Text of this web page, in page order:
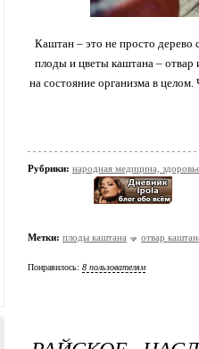
Каштан – это не просто
плоды и цветы каштана – отвар
на состояние организма в целом.
Рубрики: народная медицина,
Метки: плоды каштана отвар
Понравилось: 8 пользователям